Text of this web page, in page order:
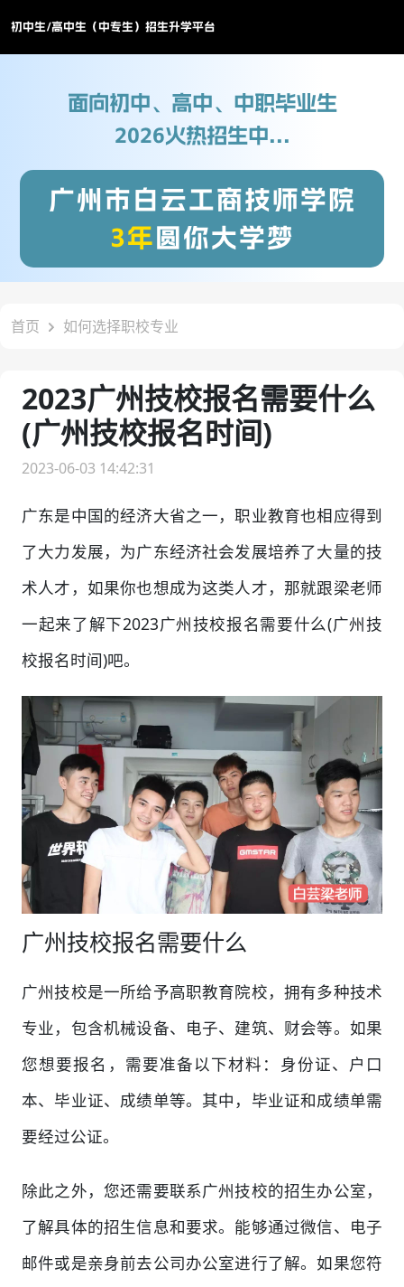
初中生/高中生（中专生）招生升学平台
面向初中、高中、中职毕业生
2026火热招生中...
广州市白云工商技师学院
3年圆你大学梦
首页 如何选择职校专业
2023广州技校报名需要什么
(广州技校报名时间)
2023-06-03 14:42:31
广东是中国的经济大省之一，职业教育也相应得到
了大力发展，为广东经济社会发展培养了大量的技
术人才，如果你也想成为这类人才，那就跟梁老师
一起来了解下2023广州技校报名需要什么(广州技
校报名时间)吧。
广州技校报名需要什么
广州技校是一所给予高职教育院校，拥有多种技术
专业，包含机械设备、电子、建筑、财会等。如果
您想要报名，需要准备以下材料：身份证、户口
本、毕业证、成绩单等。其中，毕业证和成绩单需
要经过公证。
除此之外，您还需要联系广州技校的招生办公室，
了解具体的招生信息和要求。能够通过微信、电子
邮件或是亲身前去公司办公室进行了解。如果您符